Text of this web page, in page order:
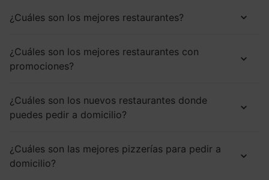
¿Cuáles son los mejores restaurantes?
¿Cuáles son los mejores restaurantes con
promociones?
¿Cuáles son los nuevos restaurantes donde
puedes pedir a domicilio?
¿Cuáles son las mejores pizzerías para pedir a
domicilio?